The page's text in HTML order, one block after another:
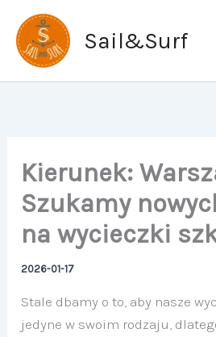
Przejdź
treści
Sail&Surf
Kierunek:
Szukamy
na wycieczki
2026-01-17
Stale dbamy o to, aby nasze
jedyne w swoim rodzaju,